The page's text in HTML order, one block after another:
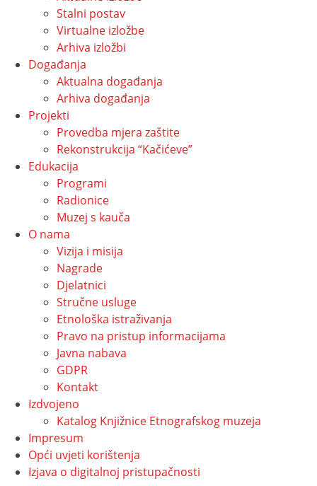
Stalni postav
Virtualne izložbe
Arhiva izložbi
Događanja
Aktualna događanja
Arhiva događanja
Projekti
Provedba mjera zaštite
Rekonstrukcija “Kačićeve”
Edukacija
Programi
Radionice
Muzej s kauča
O nama
Vizija i misija
Nagrade
Djelatnici
Stručne usluge
Etnološka istraživanja
Pravo na pristup informacijama
Javna nabava
GDPR
Kontakt
Izdvojeno
Katalog Knjižnice Etnografskog muzeja
Impresum
Opći uvjeti korištenja
Izjava o digitalnoj pristupačnosti